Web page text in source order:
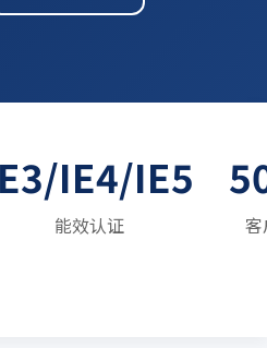
IE4/IE5
能效认证